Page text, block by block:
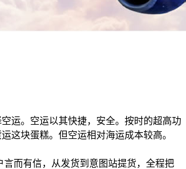
运。空运以其快捷，安全。按时的超高功
这块蛋糕。但空运相对海运成本较高。
而有信，从发货到意图站提货，全程把